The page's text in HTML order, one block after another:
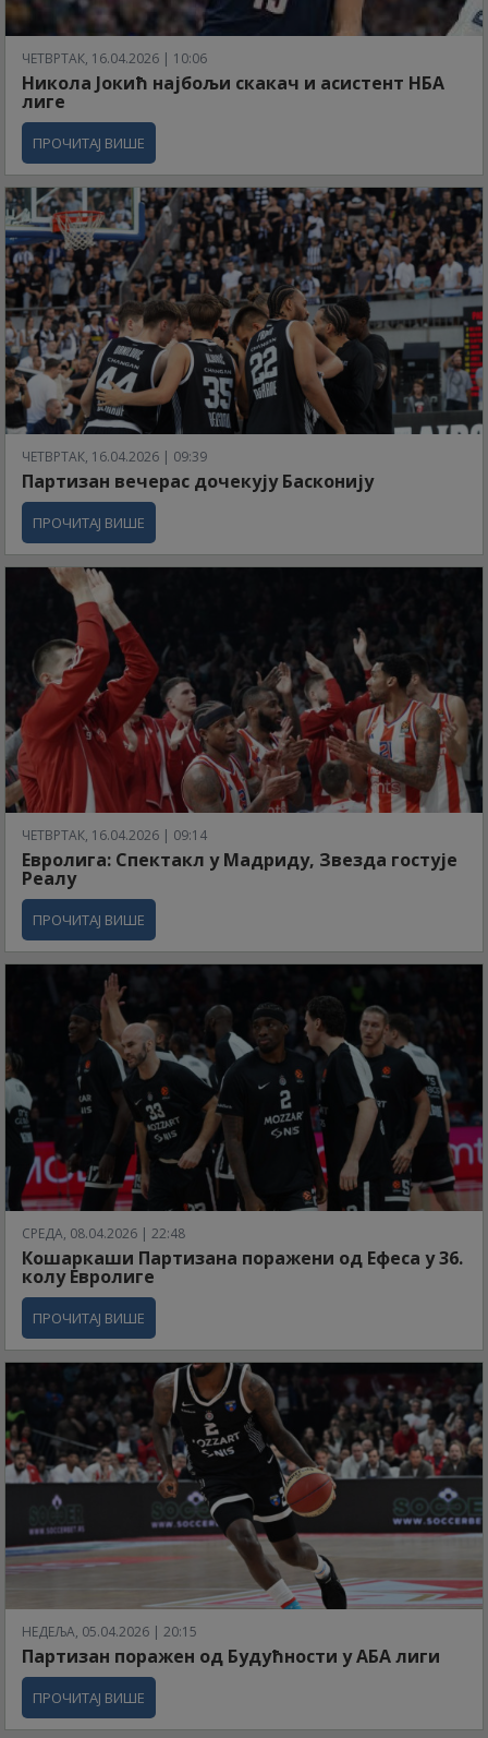
ЧЕТВРТАК, 16.04.2026 | 10:06
Никола Јокић најбољи скакач и асистент НБА
лиге
ПРОЧИТАЈ ВИШЕ
ЧЕТВРТАК, 16.04.2026 | 09:39
Партизан вечерас дочекују Басконију
ПРОЧИТАЈ ВИШЕ
ЧЕТВРТАК, 16.04.2026 | 09:14
Евролига: Спектакл у Мадриду, Звезда гостује
Реалу
ПРОЧИТАЈ ВИШЕ
СРЕДА, 08.04.2026 | 22:48
Кошаркаши Партизана поражени од Ефеса у 36.
колу Евролиге
ПРОЧИТАЈ ВИШЕ
НЕДЕЉА, 05.04.2026 | 20:15
Партизан поражен од Будућности у АБА лиги
ПРОЧИТАЈ ВИШЕ